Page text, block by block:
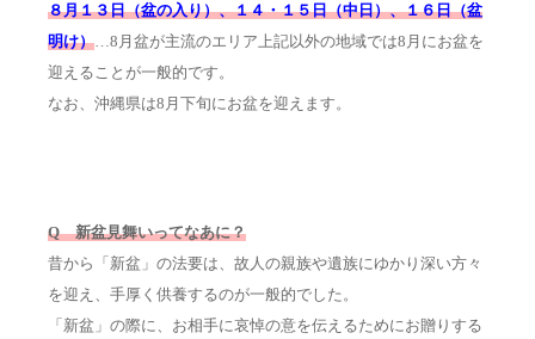
８月１３日（盆の入り）、１４・１５日（中日）、１６日（盆
明け）…8月盆が主流のエリア上記以外の地域では8月にお盆を
迎えることが一般的です。
なお、沖縄県は8月下旬にお盆を迎えます。
Q 新盆見舞いってなあに？
昔から「新盆」の法要は、故人の親族や遺族にゆかり深い方々
を迎え、手厚く供養するのが一般的でした。
「新盆」の際に、お相手に哀悼の意を伝えるためにお贈りする